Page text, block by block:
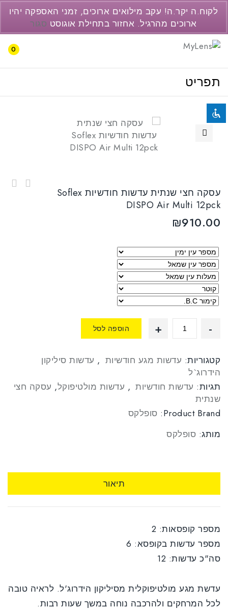
visibility_off
settings
zoom_out זום (הקטנה)
remove_circle_outline הקטנת גופן
add_circle_outline הגדלת גופן
brightness_low ניגודיות כהה
format_underlined
לאפס
את
כל
האפשרויות
cached
077-3446237
support@pc2.co.il
0
תפריט
עסקה חצי שנתית עדשות חודשיות Soflex
DISPO Air Multi 12pck
₪910.00
הוספה לסל
קטגוריות: עדשות מגע חודשיות , עדשות סיליקון
הידרוג`ל
תגיות: עדשות חודשיות , עדשות מולטיפוקל, עסקה חצי
שנתית
Product Brand: סופלקס
מותג: סופלקס
תיאור
מספר קופסאות: 2
מספר עדשות בקופסא: 6
סה"כ עדשות: 12
עדשת מגע מולטיפוקלית מסיליקון הידרוג'ל. לראיה טובה
לכל המרחקים ולהרכבה נוחה במשך שעות רבות.
לקוח.ה יקר.ה! עקב מילואים ארוכים, זמני האספקה יהיו
ארוכים מהרגיל. אחזור בתחילת אוגוסט סגור